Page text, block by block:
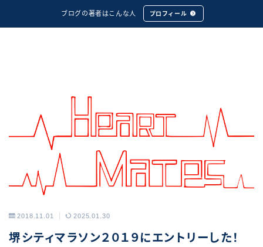
ブログの著者はこんな人 プロフィール
2018.11.01 2025.01.30
堺シティマラソン２０１９にエントリーした！